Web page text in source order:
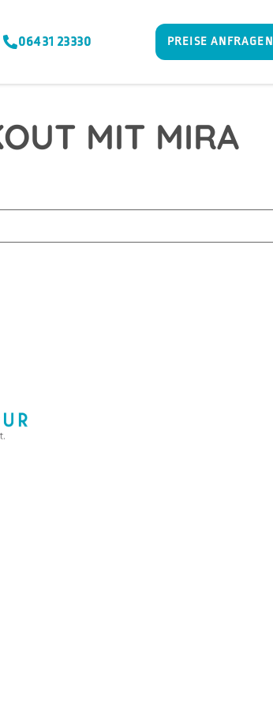
06431 23330 PREISE ANFRAGEN
MIT MIRA